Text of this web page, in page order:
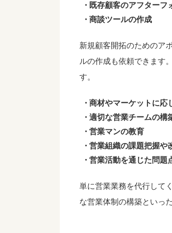
既存顧客のアフターフ
商談ツールの作成
新規顧客開拓のためのア
ルの作成も依頼できます
す。
商材やマーケットに応
適切な営業チームの構
営業マンの教育
営業組織の課題把握や
営業活動を通じた問題
単に営業業務を代行して
な営業体制の構築といっ